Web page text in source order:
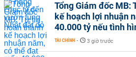
Tổng Giám đốc MB:
kế hoạch lợi nhuận
40.000 tỷ nếu tình
TÀI CHÍNH - 3 giờ trước